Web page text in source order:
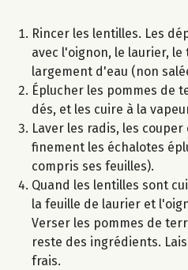
Rincer les lentilles. Les
avec l'oignon, le laurier,
largement d'eau (non
Éplucher les pommes de
dés, et les cuire à la
Laver les radis, les
finement les échalotes
compris ses feuilles).
Quand les lentilles sont
la feuille de laurier et
Verser les pommes de
reste des ingrédients.
frais.